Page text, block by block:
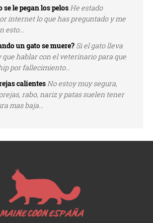
se le pegan los pelosHe estado
internet lo que has preguntado y me
esto...
un gato se muere? Si el gato lleva
hablar con el veterinario para que
por fallecimiento...
calientesNo estoy muy segura,
rabo, nariz y patas suelen tener
mas baja...